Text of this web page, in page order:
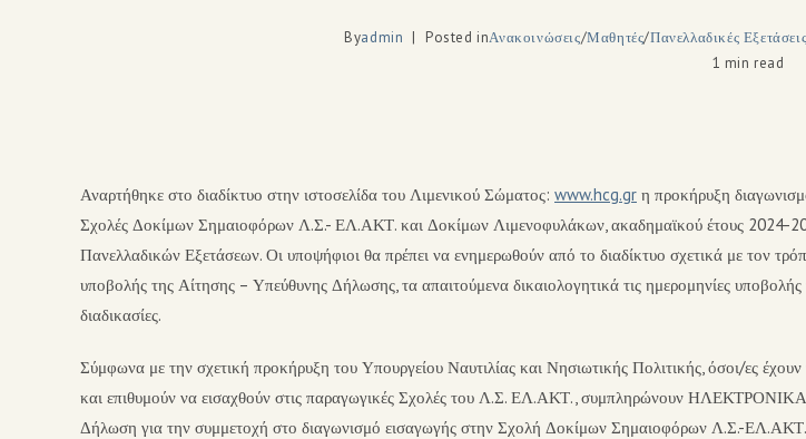
Byadmin Posted inΑνακοινώσεις/Μαθητές/Πανελλαδικές Εξετάσεις
1 min read
Αναρτήθηκε στο διαδίκτυο στην ιστοσελίδα του Λιμενικού Σώματος: www.hcg.gr η προκήρυξη
Σχολές Δοκίμων Σημαιοφόρων Λ.Σ.- ΕΛ.ΑΚΤ. και Δοκίμων Λιμενοφυλάκων, ακαδημαϊκού έτους 2024-
Πανελλαδικών Εξετάσεων. Οι υποψήφιοι θα πρέπει να ενημερωθούν από το διαδίκτυο σχετικά με τον
υποβολής της Αίτησης – Υπεύθυνης Δήλωσης, τα απαιτούμενα δικαιολογητικά τις ημερομηνίες υποβολής
διαδικασίες.
Σύμφωνα με την σχετική προκήρυξη του Υπουργείου Ναυτιλίας και Νησιωτικής Πολιτικής, όσοι/ες
και επιθυμούν να εισαχθούν στις παραγωγικές Σχολές του Λ.Σ. ΕΛ.ΑΚΤ., συμπληρώνουν
Δήλωση για την συμμετοχή στο διαγωνισμό εισαγωγής στην Σχολή Δοκίμων Σημαιοφόρων Λ.Σ.-